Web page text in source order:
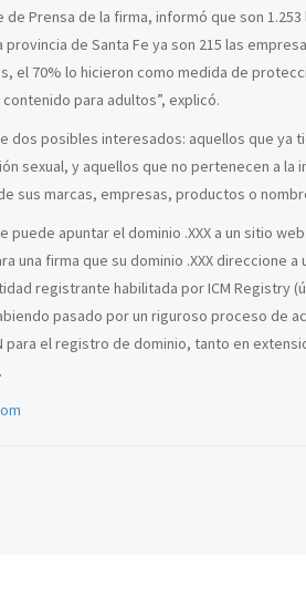
Prensa de la firma, informó que son
de Santa Fe ya son 215 las
el 70% lo hicieron como medida de
para adultos”, explicó.
dos posibles interesados: aquellos que ya
sexual, y aquellos que no pertenecen a la
sus marcas, empresas, productos o
puede apuntar el dominio .XXX a un sitio
una firma que su dominio .XXX direccione
registrante habilitada por ICM Registry
pasado por un riguroso proceso de
el registro de dominio, tanto en